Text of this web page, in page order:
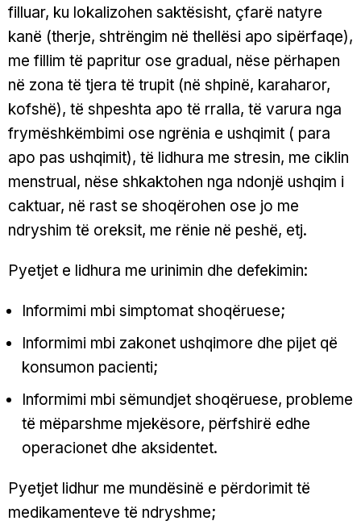
filluar, ku lokalizohen saktësisht, çfarë natyre
kanë (therje, shtrëngim në thellësi apo sipërfaqe),
me fillim të papritur ose gradual, nëse përhapen
në zona të tjera të trupit (në shpinë, karaharor,
kofshë), të shpeshta apo të rralla, të varura nga
frymëshkëmbimi ose ngrënia e ushqimit ( para
apo pas ushqimit), të lidhura me stresin, me ciklin
menstrual, nëse shkaktohen nga ndonjë ushqim i
caktuar, në rast se shoqërohen ose jo me
ndryshim të oreksit, me rënie në peshë, etj.
Pyetjet e lidhura me urinimin dhe defekimin:
Informimi mbi simptomat shoqëruese;
Informimi mbi zakonet ushqimore dhe pijet që
konsumon pacienti;
Informimi mbi sëmundjet shoqëruese, probleme
të mëparshme mjekësore, përfshirë edhe
operacionet dhe aksidentet.
Pyetjet lidhur me mundësinë e përdorimit të
medikamenteve të ndryshme;